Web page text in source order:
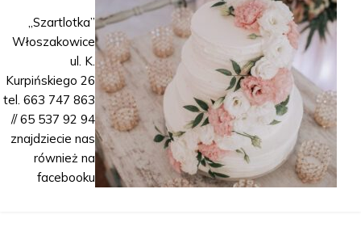
„Szartlotka”
Włoszakowice
ul. K.
Kurpińskiego 26
tel. 663 747 863
// 65 537 92 94
znajdziecie nas
również na
facebooku